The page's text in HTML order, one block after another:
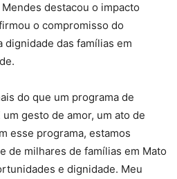
destacou o impacto
o compromisso do
dignidade das famílias em
do que um programa de
gesto de amor, um ato de
esse programa, estamos
de milhares de famílias em Mato
e dignidade. Meu